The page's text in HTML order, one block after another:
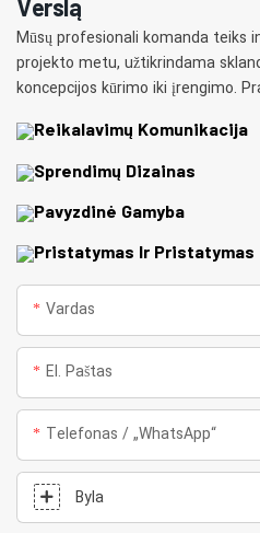
Verslą
Mūsų profesionali komanda teiks
projekto metu, užtikrindama
​​koncepcijos kūrimo iki įrengimo.
Reikalavimų Komunikacija
Sprendimų Dizainas
Pavyzdinė Gamyba
Pristatymas Ir Pristatymas
Vardas
El. Paštas
Telefonas / „WhatsApp“
Byla